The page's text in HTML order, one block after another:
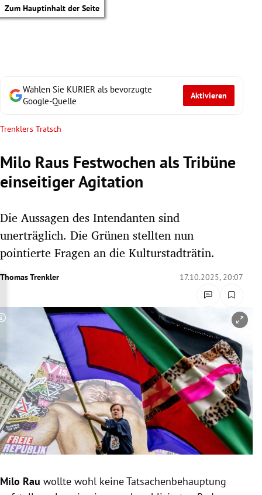
Zum Hauptinhalt der Seite
Untermenü
Untermenü
Untermenü
Untermenü
Untermenü
Untermenü
Untermenü
Wählen Sie KURIER als bevorzugte
Google-Quelle
Aktivieren
Trenklers Tratsch
Milo Raus Festwochen als Tribüne
einseitiger Agitation
Die Aussagen des Intendanten sind
unerträglich. Die Grünen stellten nun
pointierte Fragen an die Kulturstadträtin.
Thomas Trenkler 17.10.2025, 20:07
Copyright-Hinweis öffnen/schließen
Milo Rau wollte wohl keine Tatsachenbehauptung